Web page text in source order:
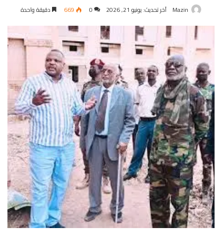
Mazin آخر تحديث: يونيو 21, 2026 0
669 دقيقة واحدة